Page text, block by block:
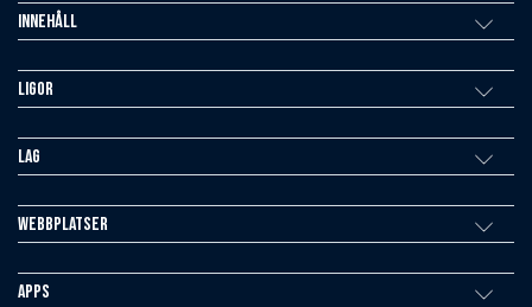
Innehåll
Ligor
Lag
Webbplatser
Apps